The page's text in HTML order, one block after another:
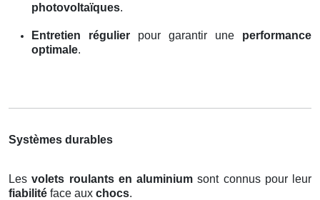
photovoltaïques.
Entretien régulier pour garantir une performance
optimale.
Systèmes durables
Lesvolets roulants en aluminium sont connus pour leur
fiabilité face aux chocs.